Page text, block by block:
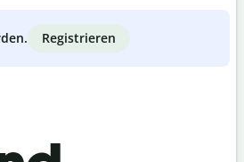
Registrieren